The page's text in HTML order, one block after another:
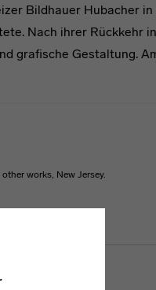
Bildhauer Hubacher
Nach ihrer Rückkehr
grafische Gestaltung.
works, New Jersey.